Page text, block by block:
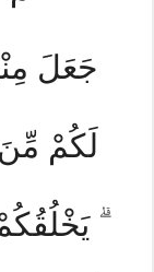
جَعَلَ
لَكُمْ مِّنَ